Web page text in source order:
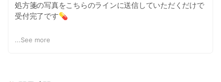
処方箋の写真をこちらのラインに送信していただくだけで
受付完了です💊
送信後、「お渡し準備完了」のメッセージが届いたらいつ
...See more